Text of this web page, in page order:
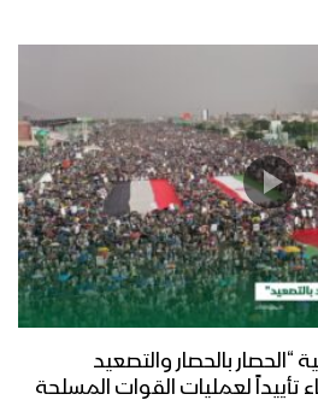
بالحصار والتصعيد
تأييداً لعمليات القوات المسلحة